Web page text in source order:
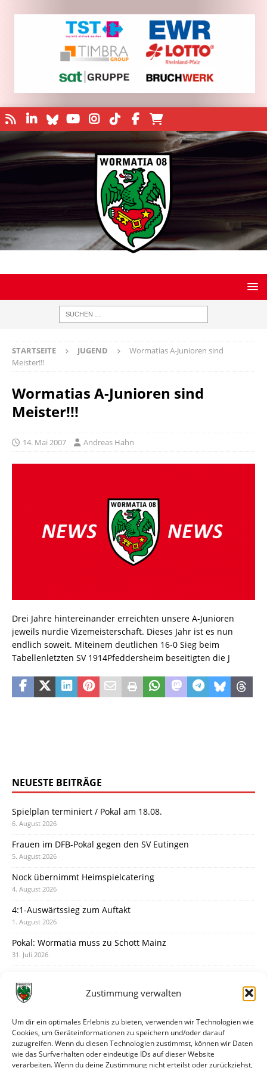
Zustimmung verwalten
Um dir ein optimales Erlebnis zu bieten, verwenden wir Technologien wie
Cookies, um Geräteinformationen zu speichern und/oder darauf
zuzugreifen. Wenn du diesen Technologien zustimmst, können wir Daten
wie das Surfverhalten oder eindeutige IDs auf dieser Website
verarbeiten. Wenn du deine Zustimmung nicht erteilst oder zurückziehst,
STARTSEITE JUGEND
Wormatias A-Junioren sind
Meister!!!
Wormatias A-Junioren sind
Meister!!!
14. Mai 2007 Andreas Hahn
Drei Jahre hintereinander erreichten unsere A-Junioren
jeweils nurdie Vizemeisterschaft. Dieses Jahr ist es nun
endlich soweit. Miteinem deutlichen 16-0 Sieg beim
Tabellenletzten SV 1914Pfeddersheim beseitigten die J
NEUESTE BEITRÄGE
Spielplan terminiert / Pokal am 18.08.
6. August 2026
Frauen im DFB-Pokal gegen den SV Eutingen
5. August 2026
Nock übernimmt Heimspielcatering
4. August 2026
4:1-Auswärtssieg zum Auftakt
1. August 2026
Pokal: Wormatia muss zu Schott Mainz
31. Juli 2026
30. Juli 2026
28. Juli 2026
Neuer Rückensponsor
28. Juli 2026